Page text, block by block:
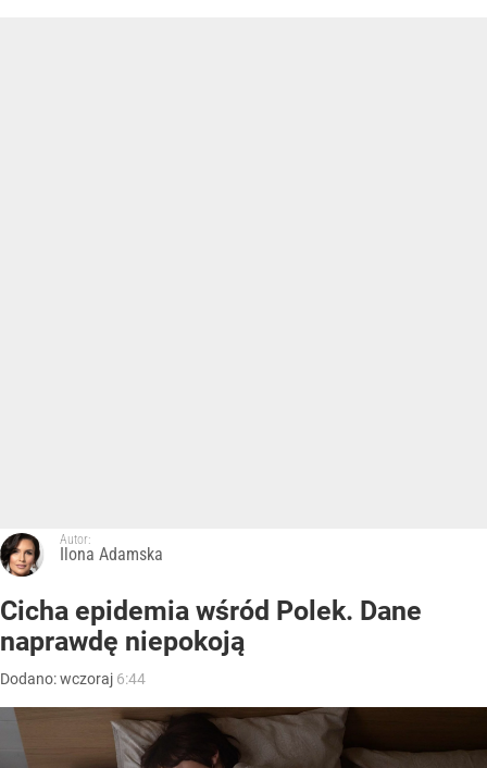
Autor:
Ilona Adamska
Cicha epidemia wśród Polek. Dane
naprawdę niepokoją
Dodano:wczoraj 6:44